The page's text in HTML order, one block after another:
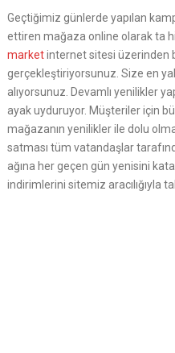
Geçtiğimiz günlerde yapılan
ettiren mağaza online olarak ta
marketinternet sitesi üzerinden
gerçekleştiriyorsunuz. Size en
alıyorsunuz. Devamlı yenilikler
ayak uyduruyor. Müşteriler için
mağazanın yenilikler ile dolu
satması tüm vatandaşlar
ağına her geçen gün yenisini
indirimlerini sitemiz aracılığıyla